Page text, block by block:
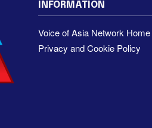
INFORMATION
Voice of Asia Network Home
Privacy and Cookie Policy